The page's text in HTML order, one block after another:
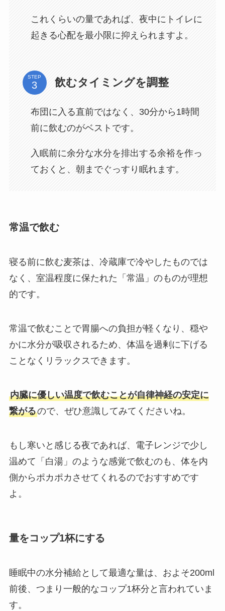
これくらいの量であれば、夜中にトイレに
起きる心配を最小限に抑えられますよ。
STEP 飲むタイミングを調整
布団に入る直前ではなく、30分から1時間
前に飲むのがベストです。
入眠前に余分な水分を排出する余裕を作っ
ておくと、朝までぐっすり眠れます。
常温で飲む
寝る前に飲む麦茶は、冷蔵庫で冷やしたものでは
なく、室温程度に保たれた「常温」のものが理想
的です。
常温で飲むことで胃腸への負担が軽くなり、穏や
かに水分が吸収されるため、体温を過剰に下げる
ことなくリラックスできます。
内臓に優しい温度で飲むことが自律神経の安定に
繋がるので、ぜひ意識してみてくださいね。
もし寒いと感じる夜であれば、電子レンジで少し
温めて「白湯」のような感覚で飲むのも、体を内
側からポカポカさせてくれるのでおすすめです
よ。
量をコップ1杯にする
睡眠中の水分補給として最適な量は、およそ200ml
前後、つまり一般的なコップ1杯分と言われていま
す。